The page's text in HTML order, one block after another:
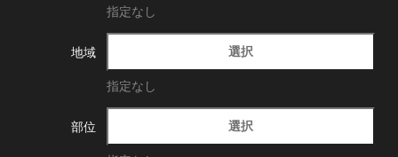
指定なし
地域 選択
指定なし
部位 選択